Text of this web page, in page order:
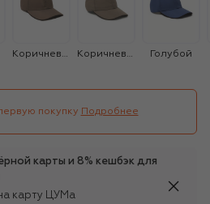
Коричневый Коричневый Голубой
покупку Подробнее
карты и 8% кешбэк для
карту ЦУМа